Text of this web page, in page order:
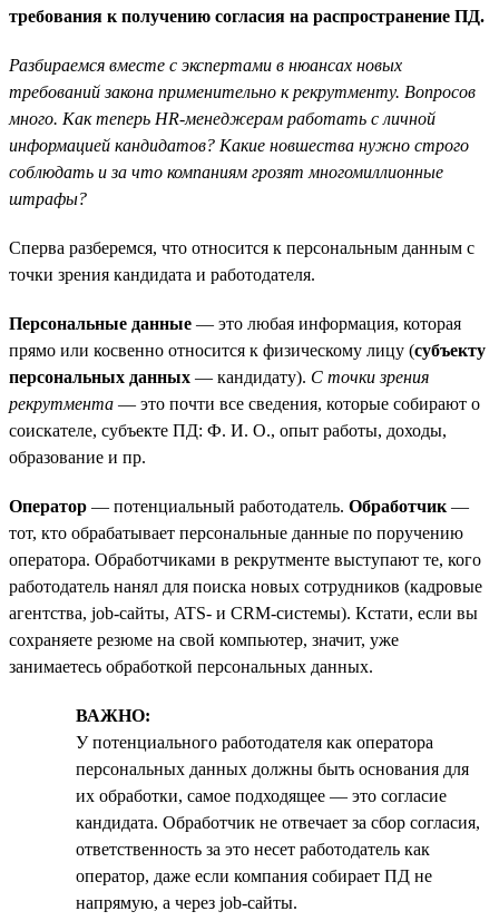
требования к получению согласия на распространение ПД.
Разбираемся вместе с экспертами в нюансах новых
требований закона применительно к рекрутменту. Вопросов
много. Как теперь HR-менеджерам работать с личной
информацией кандидатов? Какие новшества нужно строго
соблюдать и за что компаниям грозят многомиллионные
штрафы?
Сперва разберемся, что относится к персональным данным с
точки зрения кандидата и работодателя.
Персональные данные — это любая информация, которая
прямо или косвенно относится к физическому лицу (субъекту
персональных данных — кандидату). С точки зрения
рекрутмента — это почти все сведения, которые собирают о
соискателе, субъекте ПД: Ф. И. О., опыт работы, доходы,
образование и пр.
Оператор — потенциальный работодатель. Обработчик —
тот, кто обрабатывает персональные данные по поручению
оператора. Обработчиками в рекрутменте выступают те, кого
работодатель нанял для поиска новых сотрудников (кадровые
агентства, job-сайты, ATS- и CRM-системы). Кстати, если вы
сохраняете резюме на свой компьютер, значит, уже
занимаетесь обработкой персональных данных.
ВАЖНО:
У потенциального работодателя как оператора
персональных данных должны быть основания для
их обработки, самое подходящее — это согласие
кандидата. Обработчик не отвечает за сбор согласия,
ответственность за это несет работодатель как
оператор, даже если компания собирает ПД не
напрямую, а через job-сайты.